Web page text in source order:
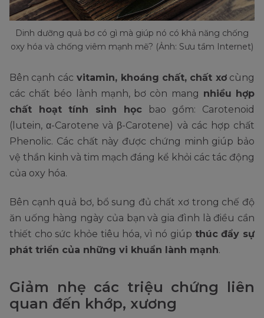
Dinh dưỡng quả bơ có gì mà giúp nó có khả năng chống
oxy hóa và chống viêm mạnh mẽ? (Ảnh: Sưu tầm Internet)
Bên cạnh các vitamin, khoáng chất, chất xơcùng
các chất béo lành mạnh, bơ còn mang nhiều hợp
chất hoạt tính sinh học bao gồm: Carotenoid
(lutein, α-Carotene và β-Carotene) và các hợp chất
Phenolic. Các chất này được chứng minh giúp bảo
vệ thần kinh và tim mạch đáng kể khỏi các tác động
của oxy hóa.
Bên cạnh quả bơ, bổ sung đủ chất xơ trong chế độ
ăn uống hàng ngày của bạn và gia đình là điều cần
thiết cho sức khỏe tiêu hóa, vì nó giúp thúc đẩy sự
phát triển của những vi khuẩn lành mạnh.
Giảm nhẹ các triệu chứng liên
quan đến khớp, xương